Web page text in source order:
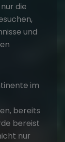
die
und
im
bereits
bereist
nur